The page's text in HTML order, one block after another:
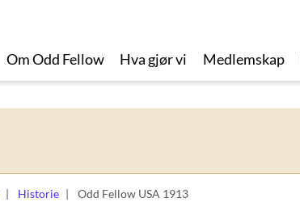
Om Odd Fellow Hva gjør vi Medlemskap
Historie Odd Fellow USA 1913